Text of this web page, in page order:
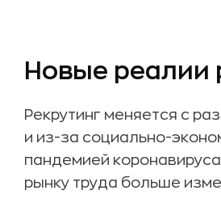
Новые реалии
Рекрутинг меняется с
и из-за социально-
пандемией
рынку труда больше